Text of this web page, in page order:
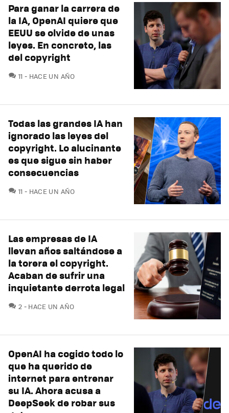
Para ganar la carrera de
la IA, OpenAI quiere que
EEUU se olvide de unas
leyes. En concreto, las
del copyright
11 COMENTARIOS
HACE UN AÑO
Todas las grandes IA han
ignorado las leyes del
copyright. Lo alucinante
es que sigue sin haber
consecuencias
11 COMENTARIOS
HACE UN AÑO
Las empresas de IA
llevan años saltándose a
la torera el copyright.
Acaban de sufrir una
inquietante derrota legal
2 COMENTARIOS
HACE UN AÑO
OpenAI ha cogido todo lo
que ha querido de
internet para entrenar
su IA. Ahora acusa a
DeepSeek de robar sus